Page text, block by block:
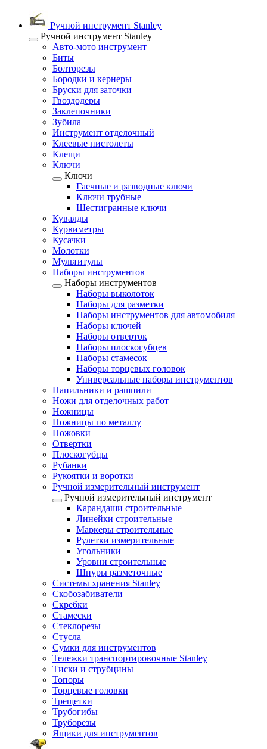
Ручной инструмент Stanley
Ручной инструмент Stanley
Авто-мото инструмент
Биты
Болторезы
Бородки и кернеры
Бруски для заточки
Гвоздодеры
Заклепочники
Зубила
Инструмент отделочный
Клеевые пистолеты
Клещи
Ключи
Ключи
Гаечные и разводные ключи
Ключи трубные
Шестигранные ключи
Кувалды
Курвиметры
Кусачки
Молотки
Мультитулы
Наборы инструментов
Наборы инструментов
Наборы выколоток
Наборы для разметки
Наборы инструментов для автомобиля
Наборы ключей
Наборы отверток
Наборы плоскогубцев
Наборы стамесок
Наборы торцевых головок
Универсальные наборы инструментов
Напильники и рашпили
Ножи для отделочных работ
Ножницы
Ножницы по металлу
Ножовки
Отвертки
Плоскогубцы
Рубанки
Рукоятки и воротки
Ручной измерительный инструмент
Ручной измерительный инструмент
Карандаши строительные
Линейки строительные
Маркеры строительные
Рулетки измерительные
Угольники
Уровни строительные
Шнуры разметочные
Системы хранения Stanley
Скобозабиватели
Скребки
Стамески
Стеклорезы
Стусла
Сумки для инструментов
Тележки транспортировочные Stanley
Тиски и струбцины
Топоры
Торцевые головки
Трещетки
Трубогибы
Труборезы
Ящики для инструментов